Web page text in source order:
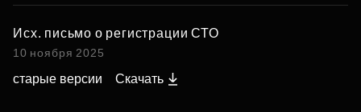
Исх. письмо о регистрации СТО
10 ноября 2025
старые версии Скачать